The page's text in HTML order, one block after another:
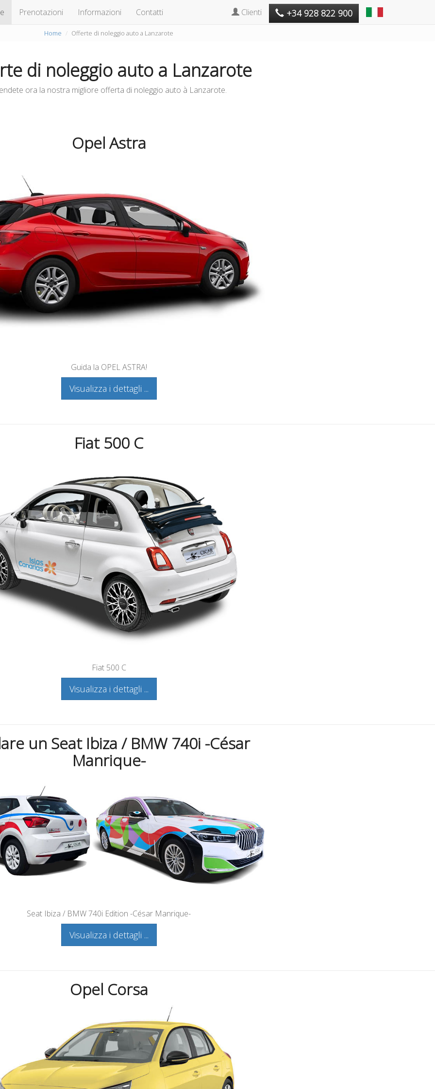
Prenotazioni Informazioni Contatti Clienti +34 928 822 900
Home Offerte di noleggio auto a Lanzarote
di noleggio auto a Lanzarote
ora la nostra migliore offerta di noleggio auto à Lanzarote.
Opel Astra
Guida la OPEL ASTRA!
Visualizza i dettagli ...
Fiat 500 C
Fiat 500 C
Visualizza i dettagli ...
un Seat Ibiza / BMW 740i -César
Manrique-
Seat Ibiza / BMW 740i Edition -César Manrique-
Visualizza i dettagli ...
Opel Corsa